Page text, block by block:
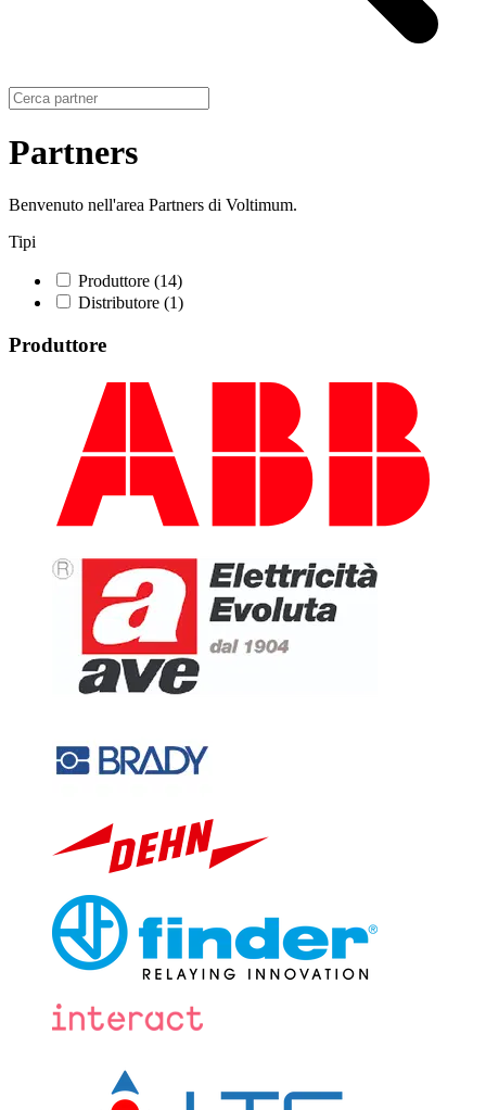
Partners
Benvenuto nell'area Partners di Voltimum.
Tipi
Produttore (14)
Distributore (1)
Produttore